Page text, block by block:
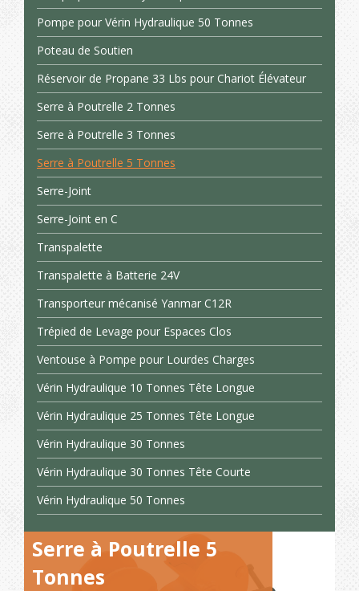
Pompe pour Vérin Hydraulique 50 Tonnes
Poteau de Soutien
Réservoir de Propane 33 Lbs pour Chariot Élévateur
Serre à Poutrelle 2 Tonnes
Serre à Poutrelle 3 Tonnes
Serre à Poutrelle 5 Tonnes
Serre-Joint
Serre-Joint en C
Transpalette
Transpalette à Batterie 24V
Transporteur mécanisé Yanmar C12R
Trépied de Levage pour Espaces Clos
Ventouse à Pompe pour Lourdes Charges
Vérin Hydraulique 10 Tonnes Tête Longue
Vérin Hydraulique 25 Tonnes Tête Longue
Vérin Hydraulique 30 Tonnes
Vérin Hydraulique 30 Tonnes Tête Courte
Vérin Hydraulique 50 Tonnes
Serre à Poutrelle 5
Tonnes